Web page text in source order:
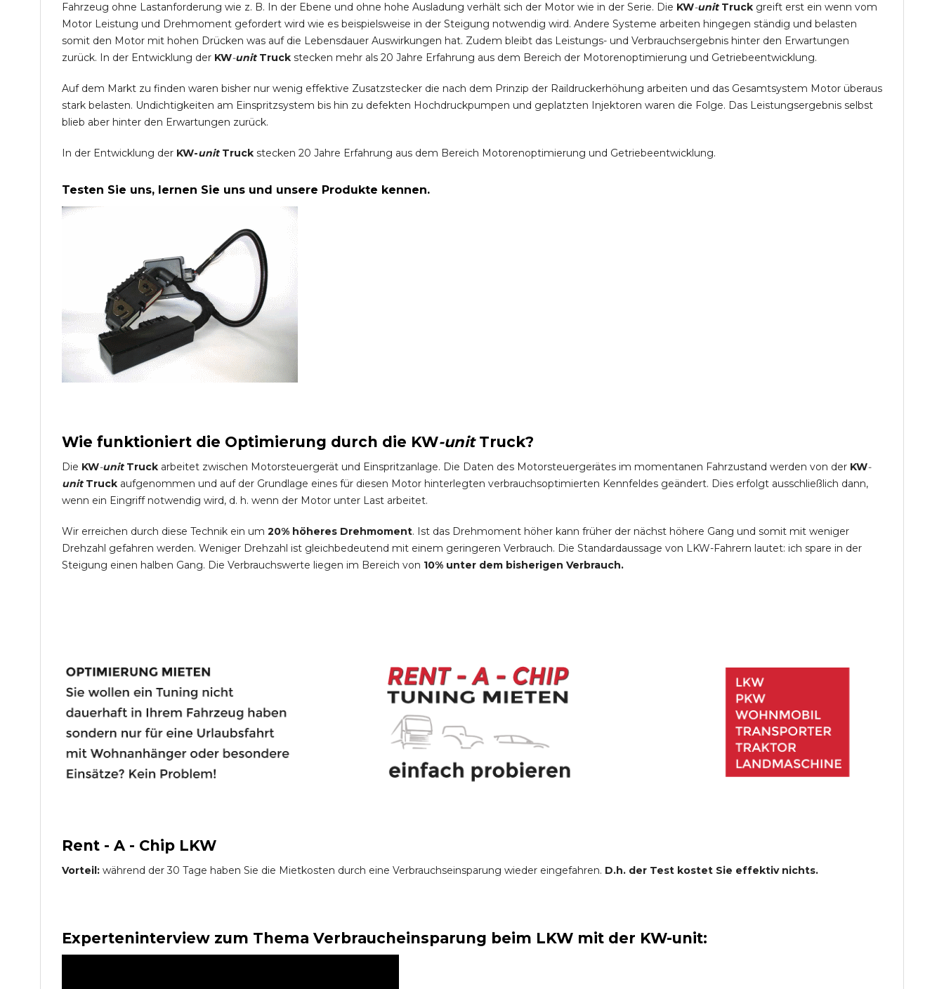
Fahrzeug ohne Lastanforderung wie z. B. In der Ebene und ohne hohe Ausladung verhält sich der Motor wie in der Serie. Die KW-unit Truck greift erst ein wenn vom
Motor Leistung und Drehmoment gefordert wird wie es beispielsweise in der Steigung notwendig wird. Andere Systeme arbeiten hingegen ständig und belasten
somit den Motor mit hohen Drücken was auf die Lebensdauer Auswirkungen hat. Zudem bleibt das Leistungs- und Verbrauchsergebnis hinter den Erwartungen
zurück. In der Entwicklung der KW-unit Truck stecken mehr als 20 Jahre Erfahrung aus dem Bereich der Motorenoptimierung und Getriebeentwicklung.
Auf dem Markt zu finden waren bisher nur wenig effektive Zusatzstecker die nach dem Prinzip der Raildruckerhöhung arbeiten und das Gesamtsystem Motor überaus
stark belasten. Undichtigkeiten am Einspritzsystem bis hin zu defekten Hochdruckpumpen und geplatzten Injektoren waren die Folge. Das Leistungsergebnis selbst
blieb aber hinter den Erwartungen zurück.
In der Entwicklung der KW-unitTruck stecken 20 Jahre Erfahrung aus dem Bereich Motorenoptimierung und Getriebeentwicklung.
Testen Sie uns, lernen Sie uns und unsere Produkte kennen.
Wie funktioniert die Optimierung durch die KW-unit Truck?
Die KW-unit Truck arbeitet zwischen Motorsteuergerät und Einspritzanlage. Die Daten des Motorsteuergerätes im momentanen Fahrzustand werden von der KW-
unit Truck aufgenommen und auf der Grundlage eines für diesen Motor hinterlegten verbrauchsoptimierten Kennfeldes geändert. Dies erfolgt ausschließlich dann,
wenn ein Eingriff notwendig wird, d. h. wenn der Motor unter Last arbeitet.
Wir erreichen durch diese Technik ein um 20% höheres Drehmoment. Ist das Drehmoment höher kann früher der nächst höhere Gang und somit mit weniger
Drehzahl gefahren werden. Weniger Drehzahl ist gleichbedeutend mit einem geringeren Verbrauch. Die Standardaussage von LKW-Fahrern lautet: ich spare in der
Steigung einen halben Gang. Die Verbrauchswerte liegen im Bereich von 10% unter dem bisherigen Verbrauch.
Rent - A - Chip LKW
Vorteil: während der 30 Tage haben Sie die Mietkosten durch eine Verbrauchseinsparung wieder eingefahren. D.h. der Test kostet Sie effektiv nichts.
Experteninterview zum Thema Verbraucheinsparung beim LKW mit der KW-unit: